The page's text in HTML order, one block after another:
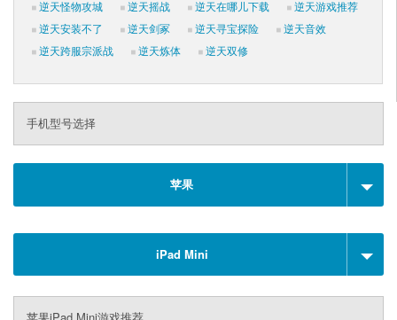
逆天怪物攻城
逆天摇战 逆天在哪儿下载
逆天游戏推荐
逆天安装不了
逆天剑冢 逆天寻宝探险
逆天音效
逆天跨服宗派战
逆天炼体 逆天双修
手机型号选择
苹果
iPad Mini